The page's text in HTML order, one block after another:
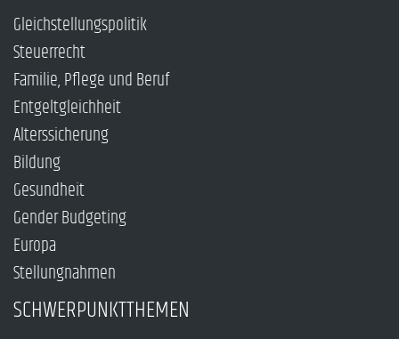
Gleichstellungspolitik
Steuerrecht
Familie, Pflege und Beruf
Entgeltgleichheit
Alterssicherung
Bildung
Gesundheit
Gender Budgeting
Europa
Stellungnahmen
SCHWERPUNKTTHEMEN